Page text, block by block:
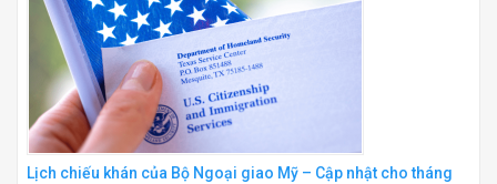
Lịch chiếu khán của Bộ Ngoại giao Mỹ – Cập nhật cho tháng